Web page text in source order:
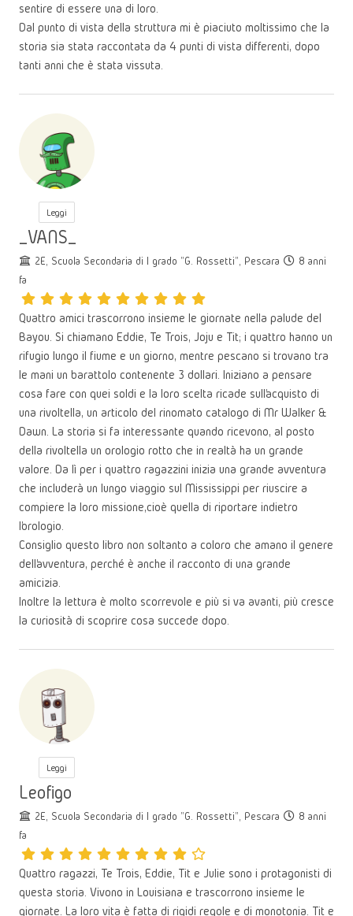
sentire di essere una di loro.
Dal punto di vista della struttura mi è piaciuto moltissimo che la
storia sia stata raccontata da 4 punti di vista differenti, dopo
tanti anni che è stata vissuta.
Leggi
_VANS_
2E, Scuola Secondaria di I grado "G. Rossetti", Pescara
8 anni
fa
Quattro amici trascorrono insieme le giornate nella palude del
Bayou. Si chiamano Eddie, Te Trois, Joju e Tit; i quattro hanno un
rifugio lungo il fiume e un giorno, mentre pescano si trovano tra
le mani un barattolo contenente 3 dollari. Iniziano a pensare
cosa fare con quei soldi e la loro scelta ricade sull’acquisto di
una rivoltella, un articolo del rinomato catalogo di Mr Walker &
Dawn. La storia si fa interessante quando ricevono, al posto
della rivoltella un orologio rotto che in realtà ha un grande
valore. Da lì per i quattro ragazzini inizia una grande avventura
che includerà un lungo viaggio sul Mississippi per riuscire a
compiere la loro missione,cioè quella di riportare indietro
l’orologio.
Consiglio questo libro non soltanto a coloro che amano il genere
dell’avventura, perché è anche il racconto di una grande
amicizia.
Inoltre la lettura è molto scorrevole e più si va avanti, più cresce
la curiosità di scoprire cosa succede dopo.
Leggi
Leofigo
2E, Scuola Secondaria di I grado "G. Rossetti", Pescara
8 anni
fa
Quattro ragazzi, Te Trois, Eddie, Tit e Julie sono i protagonisti di
questa storia. Vivono in Louisiana e trascorrono insieme le
giornate. La loro vita è fatta di rigidi regole e di monotonia. Tit e